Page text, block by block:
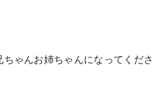
ゃんお姉ちゃんになってくださ